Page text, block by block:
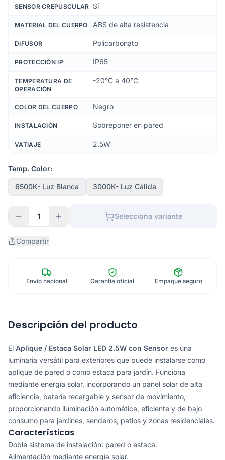
SENSOR CREPUSCULAR Sí
MATERIAL DEL CUERPO ABS de alta resistencia
DIFUSOR Policarbonato
PROTECCIÓN IP IP65
TEMPERATURA DE
OPERACIÓN
-20°C a 40°C
COLOR DEL CUERPO Negro
INSTALACIÓN Sobreponer en pared
VATIAJE 2.5W
Temp. Color:
6500K- Luz Blanca 3000K- Luz Cálida
1 Selecciona variante
Compartir
Envío nacional Garantía oficial Empaque seguro
Descripción del producto
El Aplique / Estaca Solar LED 2.5W con Sensor es una
luminaria versátil para exteriores que puede instalarse como
aplique de pared o como estaca para jardín. Funciona
mediante energía solar, incorporando un panel solar de alta
eficiencia, batería recargable y sensor de movimiento,
proporcionando iluminación automática, eficiente y de bajo
consumo para jardines, senderos, patios y zonas residenciales.
Características
Doble sistema de instalación: pared o estaca.
Alimentación mediante energía solar.